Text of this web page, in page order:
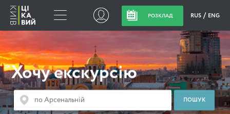
РОЗКЛАД RUS ENG
Хочу екскурсію
Замовлення
екскурсій
+380 44 333-68-68
+380 68 121-44-58